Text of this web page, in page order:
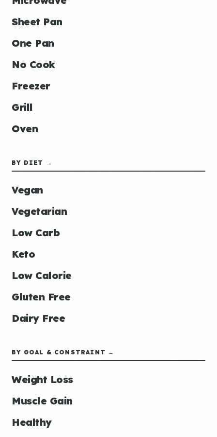
Sheet Pan
One Pan
No Cook
Freezer
Grill
Oven
BY DIET →
Vegan
Vegetarian
Low Carb
Keto
Low Calorie
Gluten Free
Dairy Free
BY GOAL & CONSTRAINT →
Weight Loss
Muscle Gain
Healthy